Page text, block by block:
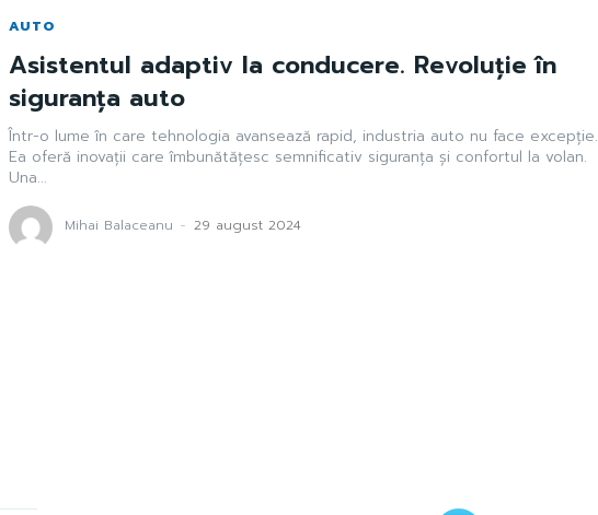
AUTO
Asistentul adaptiv la conducere. Revoluție în
siguranța auto
Într-o lume în care tehnologia avansează rapid, industria auto nu face excepție.
Ea oferă inovații care îmbunătățesc semnificativ siguranța și confortul la volan.
Una...
Mihai Balaceanu - 29 august 2024